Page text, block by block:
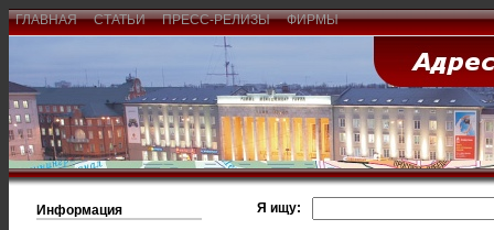
ГЛАВНАЯ СТАТЬИ ПРЕСС-РЕЛИЗЫ ФИРМЫ
Информация
Я ищу: